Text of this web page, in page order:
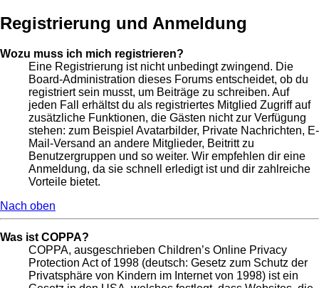
Registrierung und Anmeldung
Wozu muss ich mich registrieren?
Eine Registrierung ist nicht unbedingt zwingend. Die
Board-Administration dieses Forums entscheidet, ob du
registriert sein musst, um Beiträge zu schreiben. Auf
jeden Fall erhältst du als registriertes Mitglied Zugriff auf
zusätzliche Funktionen, die Gästen nicht zur Verfügung
stehen: zum Beispiel Avatarbilder, Private Nachrichten, E-
Mail-Versand an andere Mitglieder, Beitritt zu
Benutzergruppen und so weiter. Wir empfehlen dir eine
Anmeldung, da sie schnell erledigt ist und dir zahlreiche
Vorteile bietet.
Nach oben
Was ist COPPA?
COPPA, ausgeschrieben Children’s Online Privacy
Protection Act of 1998 (deutsch: Gesetz zum Schutz der
Privatsphäre von Kindern im Internet von 1998) ist ein